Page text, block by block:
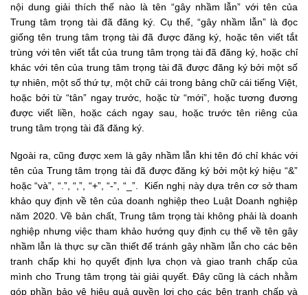
nội dung giải thích thế nào là tên “gây nhầm lẫn” với tên của
Trung tâm trọng tài đã đăng ký. Cụ thể, “gây nhầm lẫn” là đọc
giống tên trung tâm trọng tài đã được đăng ký, hoặc tên viết tắt
trùng với tên viết tắt của trung tâm trọng tài đã đăng ký, hoặc chỉ
khác với tên của trung tâm trọng tài đã được đăng ký bởi một số
tự nhiên, một số thứ tự, một chữ cái trong bảng chữ cái tiếng Việt,
hoặc bởi từ “tân” ngay trước, hoặc từ “mới”, hoặc tương đương
được viết liền, hoặc cách ngay sau, hoặc trước tên riêng của
trung tâm trọng tài đã đăng ký.
Ngoài ra, cũng được xem là gây nhầm lẫn khi tên đó chỉ khác với
tên của Trung tâm trọng tài đã được đăng ký bởi một ký hiệu “&”
hoặc “và”, “.”, “,”, “+”, “-”, “_”. Kiến nghị này dựa trên cơ sở tham
khảo quy định về tên của doanh nghiệp theo Luật Doanh nghiệp
năm 2020. Về bản chất, Trung tâm trọng tài không phải là doanh
nghiệp nhưng việc tham khảo hướng quy định cụ thể về tên gây
nhầm lẫn là thực sự cần thiết để tránh gây nhầm lẫn cho các bên
tranh chấp khi họ quyết định lựa chọn và giao tranh chấp của
mình cho Trung tâm trọng tài giải quyết. Đây cũng là cách nhằm
góp phần bảo vệ hiệu quả quyền lợi cho các bên tranh chấp và